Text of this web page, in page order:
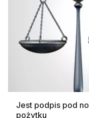
Jest podpis pod
pożytku